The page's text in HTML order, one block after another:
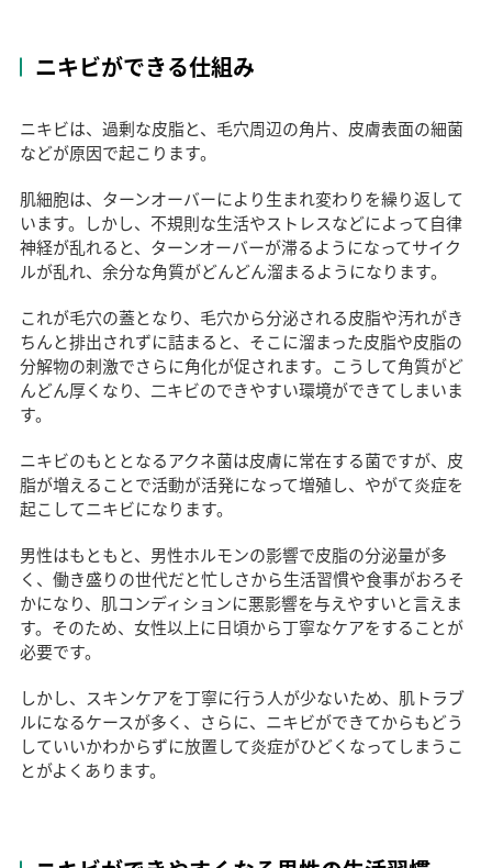
ニキビができる仕組み
ニキビは、過剰な皮脂と、毛穴周辺の角片、皮膚表面の細菌
などが原因で起こります。
肌細胞は、ターンオーバーにより生まれ変わりを繰り返して
います。しかし、不規則な生活やストレスなどによって自律
神経が乱れると、ターンオーバーが滞るようになってサイク
ルが乱れ、余分な角質がどんどん溜まるようになります。
これが毛穴の蓋となり、毛穴から分泌される皮脂や汚れがき
ちんと排出されずに詰まると、そこに溜まった皮脂や皮脂の
分解物の刺激でさらに角化が促されます。こうして角質がど
んどん厚くなり、二キビのできやすい環境ができてしまいま
す。
ニキビのもととなるアクネ菌は皮膚に常在する菌ですが、皮
脂が増えることで活動が活発になって増殖し、やがて炎症を
起こしてニキビになります。
男性はもともと、男性ホルモンの影響で皮脂の分泌量が多
く、働き盛りの世代だと忙しさから生活習慣や食事がおろそ
かになり、肌コンディションに悪影響を与えやすいと言えま
す。そのため、女性以上に日頃から丁寧なケアをすることが
必要です。
しかし、スキンケアを丁寧に行う人が少ないため、肌トラブ
ルになるケースが多く、さらに、ニキビができてからもどう
していいかわからずに放置して炎症がひどくなってしまうこ
とがよくあります。